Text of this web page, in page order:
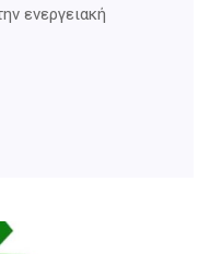
ενεργειακή